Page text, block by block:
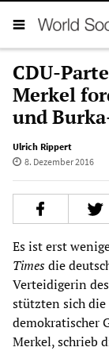
CDU-
Merkel
und
Ulrich Rippert
8. Dezember 2016
Es ist erst
Timesdie
Verteidigerin
stützten sich
demokratischer
Merkel, schrieb